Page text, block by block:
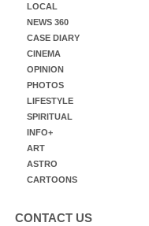
LOCAL
NEWS 360
CASE DIARY
CINEMA
OPINION
PHOTOS
LIFESTYLE
SPIRITUAL
INFO+
ART
ASTRO
CARTOONS
CONTACT US